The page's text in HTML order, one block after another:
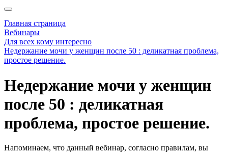
Главная страница
Вебинары
Для всех кому интересно
Недержание мочи у женщин после 50 : деликатная проблема,
простое решение.
Недержание мочи у женщин
после 50 : деликатная
проблема, простое решение.
Напоминаем, что данный вебинар, согласно правилам, вы